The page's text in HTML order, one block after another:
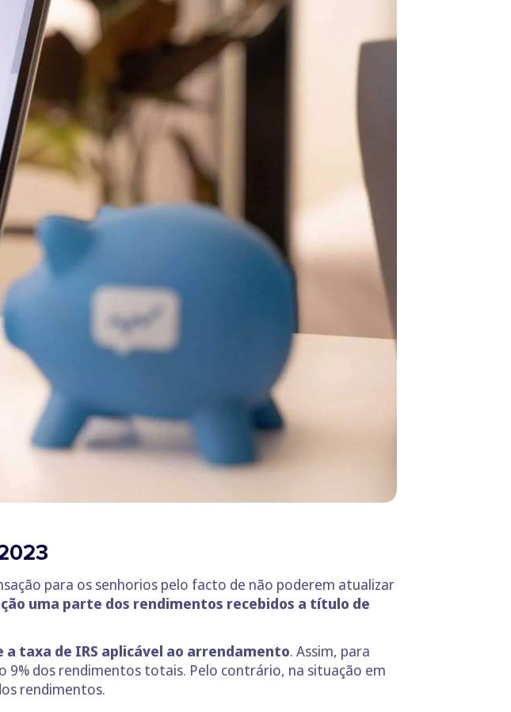
para os senhorios pelo facto de não poderem atualizar
uma parte dos rendimentos recebidos a título de
taxa de IRS aplicável ao arrendamento. Assim, para
9% dos rendimentos totais. Pelo contrário, na situação em
rendimentos.